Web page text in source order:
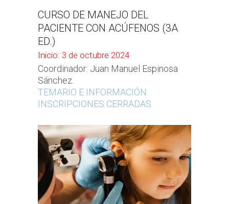
CURSO DE MANEJO DEL
PACIENTE CON ACÚFENOS (3A
ED.)
Inicio: 3 de octubre 2024
Coordinador: Juan Manuel Espinosa
Sánchez.
TEMARIO E INFORMACIÓN.
INSCRIPCIONES CERRADAS.